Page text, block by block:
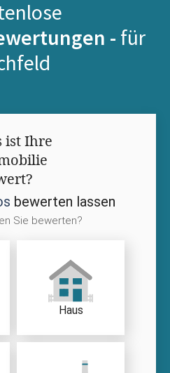
- für
ist Ihre
bewerten lassen
Sie bewerten?
Haus